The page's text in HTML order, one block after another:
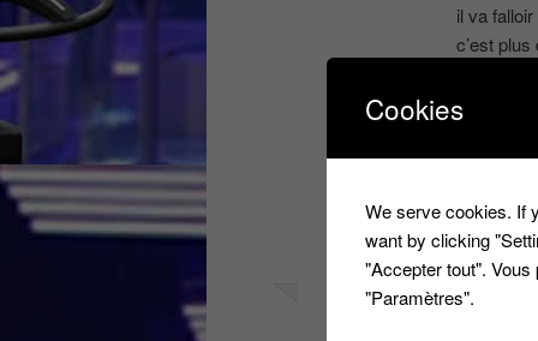
il va
c’est
Ce contenu
8
Le
Cookies
We serve cookies. If
want by clicking
"Accepter tout".
"Paramètres".